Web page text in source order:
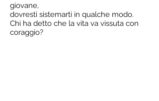
giovane,
dovresti sistemarti in qualche modo.
Chi ha detto che la vita va vissuta con
coraggio?